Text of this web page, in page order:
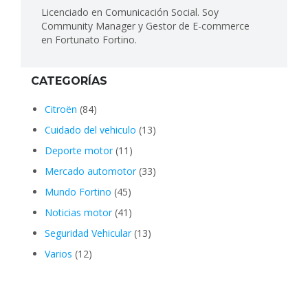
Licenciado en Comunicación Social. Soy
Community Manager y Gestor de E-commerce
en Fortunato Fortino.
CATEGORÍAS
Citroën (84)
Cuidado del vehiculo (13)
Deporte motor(11)
Mercado automotor(33)
Mundo Fortino (45)
Noticias motor(41)
Seguridad Vehicular(13)
Varios (12)